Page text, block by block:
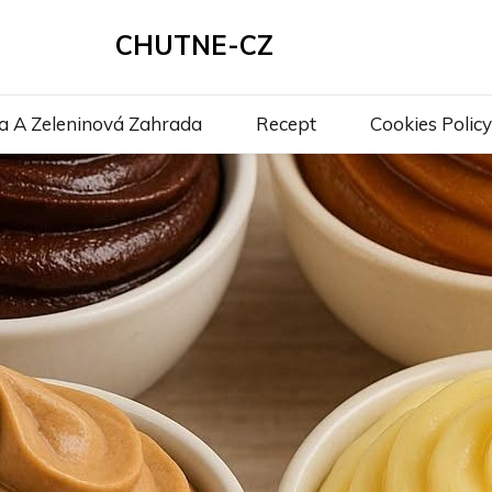
CHUTNE-CZ
A Zeleninová Zahrada Recept Cookies Policy